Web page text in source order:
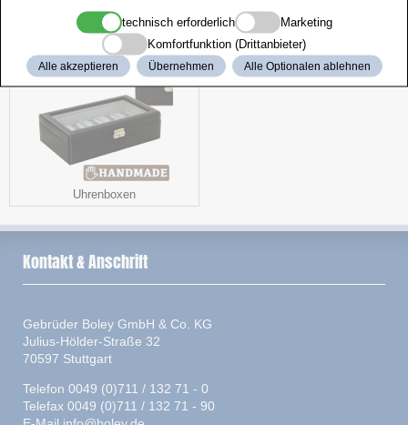
Spiralbohrer Gebogen
Uhrenboxen
technisch erforderlich
Marketing
Komfortfunktion (Drittanbieter)
Alle akzeptieren Übernehmen Alle Optionalen ablehnen
Kontakt & Anschrift
Gebrüder Boley GmbH & Co. KG
Julius-Hölder-Straße 32
70597 Stuttgart
Telefon 0049 (0)711 / 132 71 - 0
Telefax 0049 (0)711 / 132 71 - 90